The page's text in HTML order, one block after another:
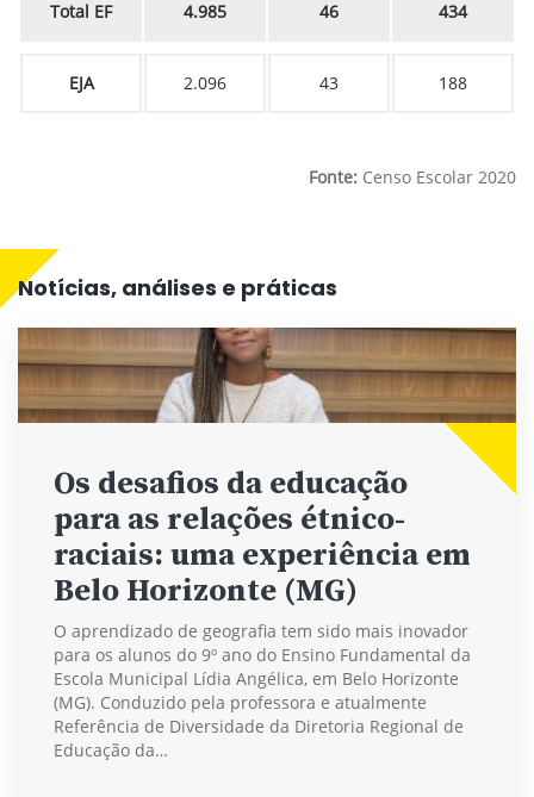
Total EF 4.985 46 434
EJA 2.096 43 188
Fonte: Censo Escolar 2020
Notícias, análises e práticas
Os desafios da educação
para as relações étnico-
raciais: uma experiência em
Belo Horizonte (MG)
O aprendizado de geografia tem sido mais inovador
para os alunos do 9º ano do Ensino Fundamental da
Escola Municipal Lídia Angélica, em Belo Horizonte
(MG). Conduzido pela professora e atualmente
Referência de Diversidade da Diretoria Regional de
Educação da…